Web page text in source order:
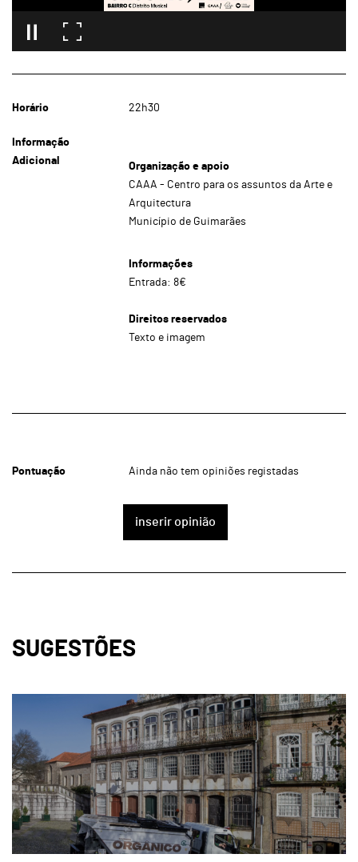
Horário 22h30
Informação
Adicional
Organização e apoio
CAAA - Centro para os assuntos da Arte e
Arquitectura
Município de Guimarães
Informações
Entrada: 8€
Direitos reservados
Texto e imagem
Pontuação Ainda não tem opiniões registadas
inserir opinião
SUGESTÕES